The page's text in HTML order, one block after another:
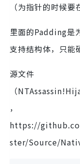
（为指针的时候
里面的Padding是
支持结构体，只能
源文件
（
，
https://
ster/Source/